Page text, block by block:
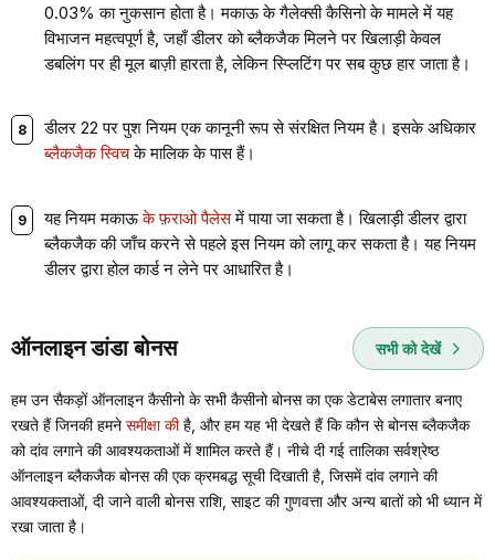
0.03% का नुकसान होता है। मकाऊ के गैलेक्सी कैसिनो के मामले में यह
विभाजन महत्वपूर्ण है, जहाँ डीलर को ब्लैकजैक मिलने पर खिलाड़ी केवल
डबलिंग पर ही मूल बाज़ी हारता है, लेकिन स्प्लिटिंग पर सब कुछ हार जाता है।
डीलर 22 पर पुश नियम एक कानूनी रूप से संरक्षित नियम है। इसके अधिकार
ब्लैकजैक स्विचके मालिक के पास हैं।
यह नियम मकाऊके फ़राओ पैलेसमें पाया जा सकता है। खिलाड़ी डीलर द्वारा
ब्लैकजैक की जाँच करने से पहले इस नियम को लागू कर सकता है। यह नियम
डीलर द्वारा होल कार्ड न लेने पर आधारित है।
ऑनलाइन डांडा बोनस सभी को देखें
हम उन सैकड़ों ऑनलाइन कैसीनो के सभी कैसीनो बोनस का एक डेटाबेस लगातार बनाए
रखते हैं जिनकी हमने समीक्षा कीहै, और हम यह भी देखते हैं कि कौन से बोनस ब्लैकजैक
को दांव लगाने की आवश्यकताओं में शामिल करते हैं। नीचे दी गई तालिका सर्वश्रेष्ठ
ऑनलाइन ब्लैकजैक बोनस की एक क्रमबद्ध सूची दिखाती है, जिसमें दांव लगाने की
आवश्यकताओं, दी जाने वाली बोनस राशि, साइट की गुणवत्ता और अन्य बातों को भी ध्यान में
रखा जाता है।